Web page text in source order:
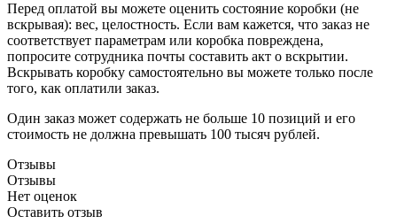
Перед оплатой вы можете оценить состояние коробки (не
вскрывая): вес, целостность. Если вам кажется, что заказ не
соответствует параметрам или коробка повреждена,
попросите сотрудника почты составить акт о вскрытии.
Вскрывать коробку самостоятельно вы можете только после
того, как оплатили заказ.
Один заказ может содержать не больше 10 позиций и его
стоимость не должна превышать 100 тысяч рублей.
Отзывы
Отзывы
Нет оценок
Оставить отзыв